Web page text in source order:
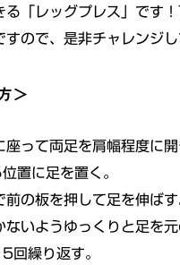
る「レッグプレス」です
すので、是非チャレンジし
＞
って両足を肩幅程度に
置に足を置く。
の板を押して足を伸ばす
いようゆっくりと足を元
繰り返す。